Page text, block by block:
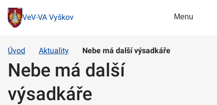
VeV-VA Vyškov Menu
Úvod Aktuality Nebe má další výsadkáře
Nebe má další
výsadkáře